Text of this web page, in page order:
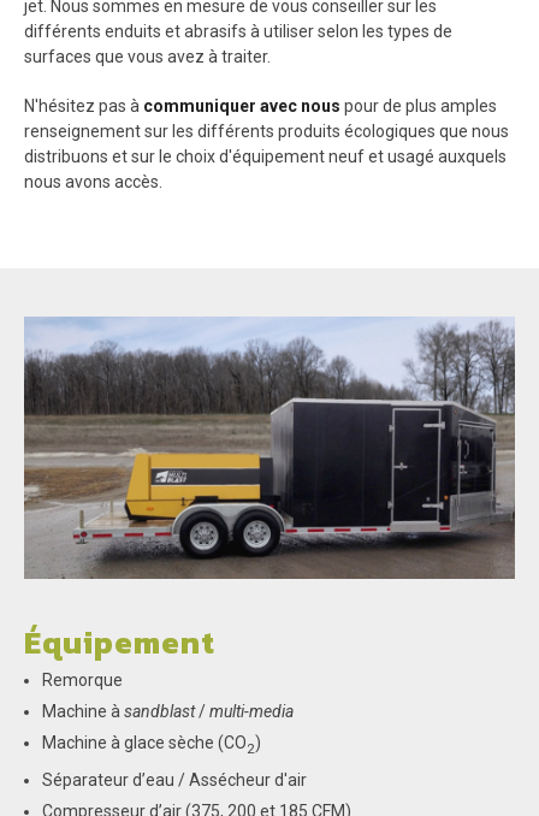
jet. Nous sommes en mesure de vous conseiller sur les
différents enduits et abrasifs à utiliser selon les types de
surfaces que vous avez à traiter.
N'hésitez pas à communiquer avec nous pour de plus amples
renseignement sur les différents produits écologiques que nous
distribuons et sur le choix d'équipement neuf et usagé auxquels
nous avons accès.
Équipement
Remorque
Machine à sandblast/multi-media
Machine à glace sèche (CO2)
Séparateur d’eau / Assécheur d'air
Compresseur d’air (375, 200 et 185 CFM)